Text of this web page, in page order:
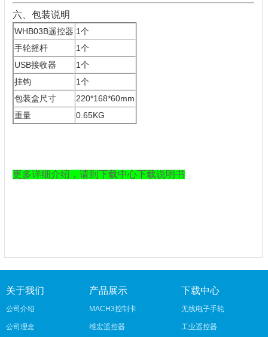
六、包装说明
WHB03B遥控器 1个
手轮摇杆
1个
USB接收器
1个
挂钩
1个
包装盒尺寸
220*168*60mm
重量
0.65KG
更多详细介绍，请到下载中心下载说明书
关于我们
公司介绍
公司理念
产品展示
MACH3控制卡
维宏遥控器
下载中心
无线电子手轮
工业遥控器